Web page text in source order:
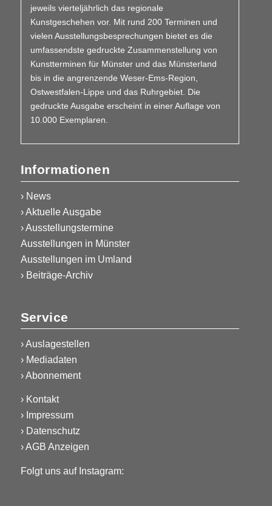
jeweils vierteljährlich das regionale
Kunstgeschehen vor. Mit rund 200 Terminen und
vielen Aus­­stellungs­besprechungen bietet es die
umfassendste gedruckte Zusammen­stellung von
Kunstterminen für Münster und das Münsterland
bis in die angrenzende Weser-Ems-Region,
Ostwestfalen-Lippe und das Ruhrgebiet. Die
gedruckte Ausgabe erscheint in einer Auflage von
10.000 Exemplaren.
Informationen
› News
› Aktuelle Ausgabe
› Ausstellungstermine
Ausstellungen in Münster
Ausstellungen im Umland
› Beiträge-Archiv
Service
›Auslagestellen
› Mediadaten
›Abonnement
› Kontakt
› Impressum
› Datenschutz
›AGB Anzeigen
Folgt uns auf Instagram: